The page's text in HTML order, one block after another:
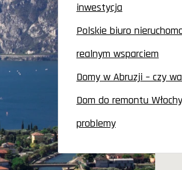
inwestycja
Polskie biuro
realnym wsparciem
Domy w Abruzji – czy
Dom do remontu
problemy